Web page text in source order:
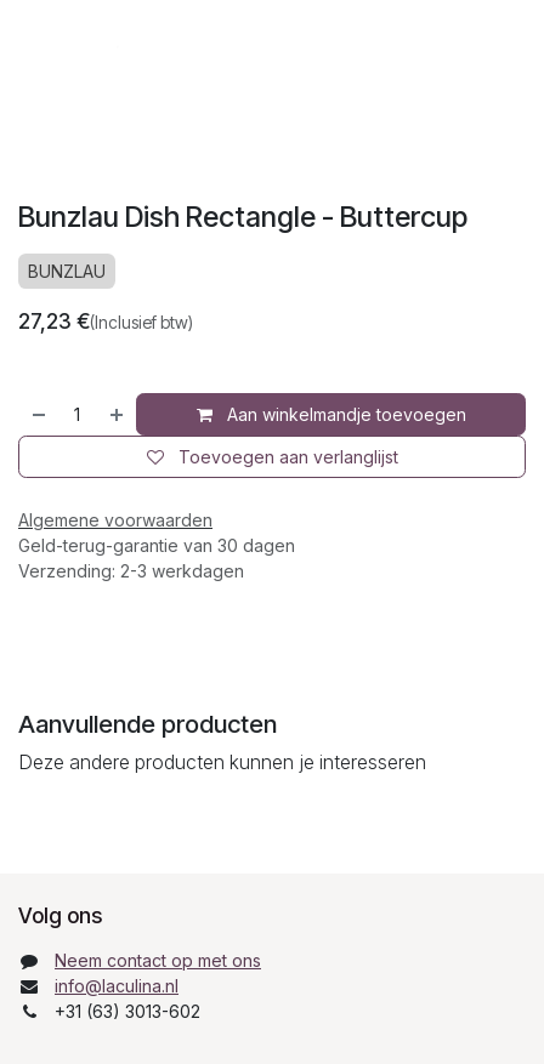
Bunzlau Dish Rectangle - Buttercup
BUNZLAU
27,23 €(Inclusief btw)
Aan winkelmandje toevoegen
Toevoegen aan verlanglijst
Algemene voorwaarden
Geld-terug-garantie van 30 dagen
Verzending: 2-3 werkdagen
Aanvullende producten
Deze andere producten kunnen je interesseren
Volg ons
Neem contact op met ons
info@laculina.nl
+31 (63) 3013-602